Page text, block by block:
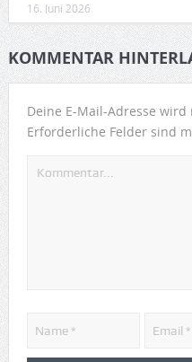
16. Juni 2026
KOMMENTAR
Deine E-Mail-Adresse
Erforderliche Felder sind